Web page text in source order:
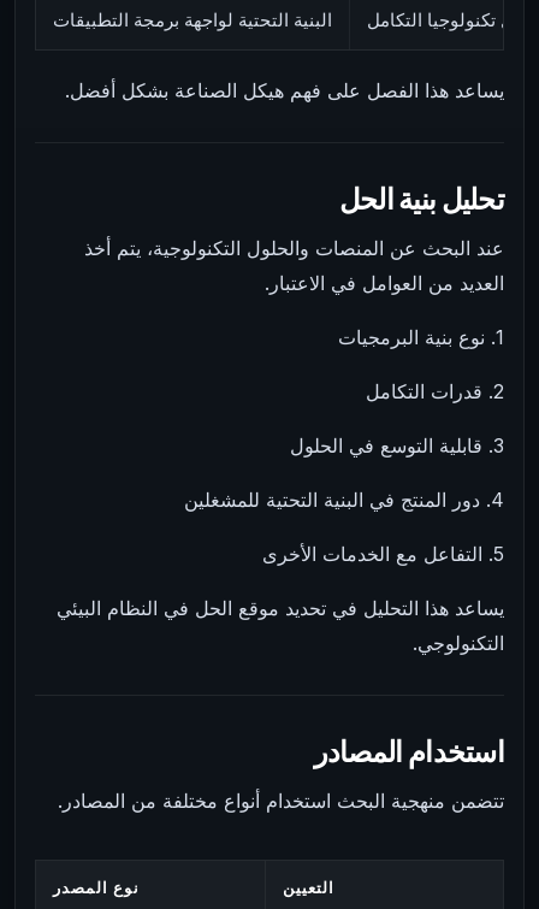
البنية التحتية لواجهة برمجة التطبيقات حلول تكنولوجيا التكامل
يساعد هذا الفصل على فهم هيكل الصناعة بشكل أفضل.
تحليل بنية الحل
عند البحث عن المنصات والحلول التكنولوجية، يتم أخذ
العديد من العوامل في الاعتبار.
1. نوع بنية البرمجيات
2. قدرات التكامل
3. قابلية التوسع في الحلول
4. دور المنتج في البنية التحتية للمشغلين
5. التفاعل مع الخدمات الأخرى
يساعد هذا التحليل في تحديد موقع الحل في النظام البيئي
التكنولوجي.
استخدام المصادر
تتضمن منهجية البحث استخدام أنواع مختلفة من المصادر.
نوع المصدر التعيين